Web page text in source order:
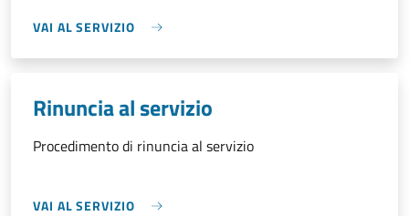
VAI AL SERVIZIO
Rinuncia al servizio
Procedimento di rinuncia al servizio
VAI AL SERVIZIO